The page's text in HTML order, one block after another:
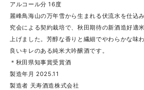
アルコール分 16度
麗峰鳥海山の万年雪から生まれる伏流水を仕込
究会による契約栽培で、秋田期待の新酒造好適
上げました。芳醇な香りと繊細でやわらかな味
良いキレのある純米大吟醸酒です。
＊秋田県知事賞受賞酒
製造年月 2025.11
製造者 天寿酒造株式会社